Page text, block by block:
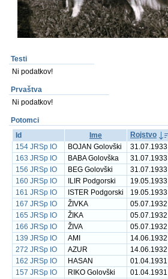
Testi
Ni podatkov!
Prvaštva
Ni podatkov!
Potomci
Id
Ime Rojstvo
154 JRSp IO
BOJAN Golovški 31.07.1933
163 JRSp IO
BABA Golovška 31.07.1933
156 JRSp IO
BEG Golovški 31.07.1933
160 JRSp IO
ILIR Podgorski 19.05.1933
161 JRSp IO
ISTER Podgorski 19.05.1933
167 JRSp IO
ŽIVKA 05.07.1932
165 JRSp IO
ŽIKA 05.07.1932
166 JRSp IO
ŽIVA 05.07.1932
139 JRSp IO
AMI 14.06.1932
272 JRSp IO
AZUR 14.06.1932
162 JRSp IO
HASAN 01.04.1931
157 JRSp IO
RIKO Golovški 01.04.1931